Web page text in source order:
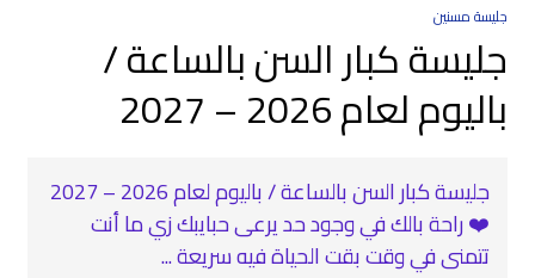
جليسة مسنين
جليسة كبار السن بالساعة /
باليوم لعام 2026 – 2027
جليسة كبار السن بالساعة / باليوم لعام 2026 – 2027
❤️ راحة بالك في وجود حد يرعى حبايبك زي ما أنت
تتمنى في وقت بقت الحياة فيه سريعة ...